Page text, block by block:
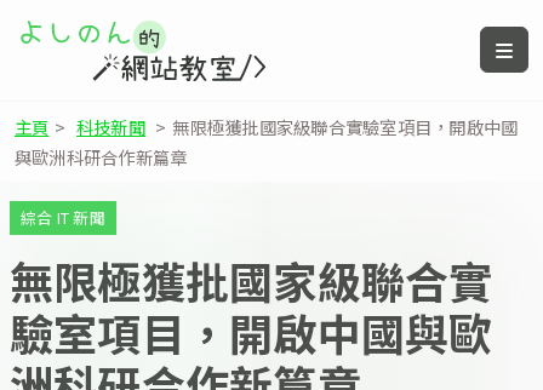
主頁 > 科技新聞 > 無限極獲批國家級聯合實驗室項目，開啟中國
與歐洲科研合作新篇章
綜合 IT 新聞
無限極獲批國家級聯合實
驗室項目，開啟中國與歐